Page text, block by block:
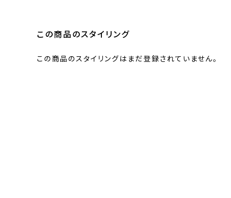
この商品のスタイリング
この商品のスタイリングはまだ登録されていません。